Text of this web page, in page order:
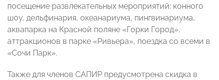
посещение развлекательных мероприятий: конного
шоу, дельфинария, океанариума, пингвинариума,
аквапарка на Красной поляне «Горки Город»,
аттракционов в парке «Ривьера», поездка со всеми в
«Сочи Парк».
Также для членов САПИР предусмотрена скидка в